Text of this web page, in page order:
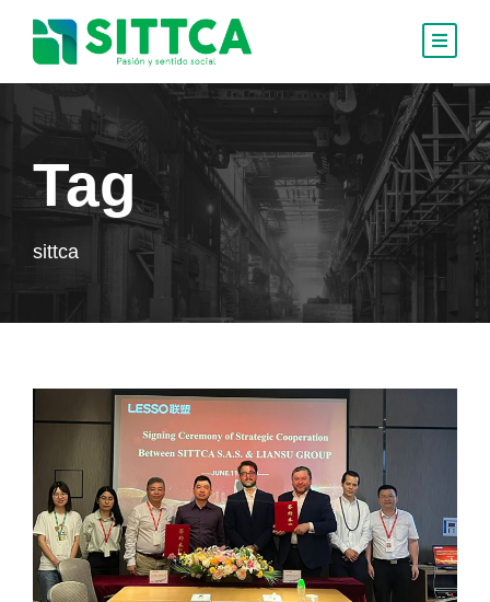
Tag
sittca